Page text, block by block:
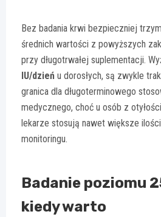
Bez badania krwi bezpieczniej
średnich wartości z powyższych
przy długotrwałej suplementacji.
IU/dzień u dorosłych, są zwykle
granica dla długoterminowego
medycznego, choć u osób z
lekarze stosują nawet większe
monitoringu.
Badanie poziomu
kiedy warto